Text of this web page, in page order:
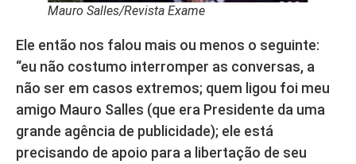
Mauro Salles/Revista Exame
Ele então nos falou mais ou menos o seguinte:
“eu não costumo interromper as conversas, a
não ser em casos extremos; quem ligou foi meu
amigo Mauro Salles (que era Presidente da uma
grande agência de publicidade); ele está
precisando de apoio para a libertação de seu